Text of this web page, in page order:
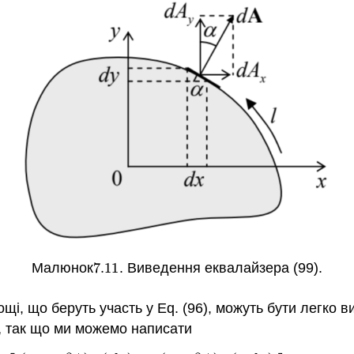
Малюнок7.11
7.11. Виведення еквалайзера (99).
що беруть участь у Eq. (96), можуть бути легко
так що ми можемо написати